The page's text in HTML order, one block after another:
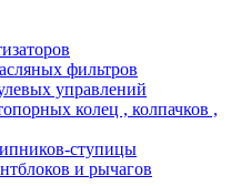
фильтров
управлений
колец , колпачков ,
ступицы
и рычагов